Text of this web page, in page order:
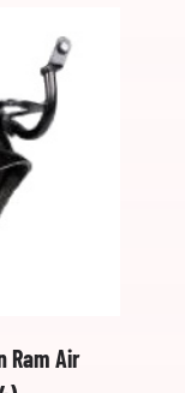
Ram Air